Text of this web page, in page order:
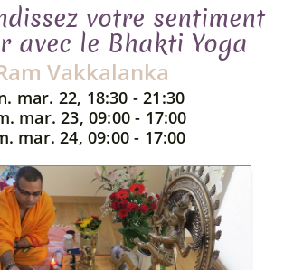
votre sentiment
avec le Bhakti Yoga
Vakkalanka
mar. 22, 18:30 - 21:30
mar. 23, 09:00 - 17:00
mar. 24, 09:00 - 17:00